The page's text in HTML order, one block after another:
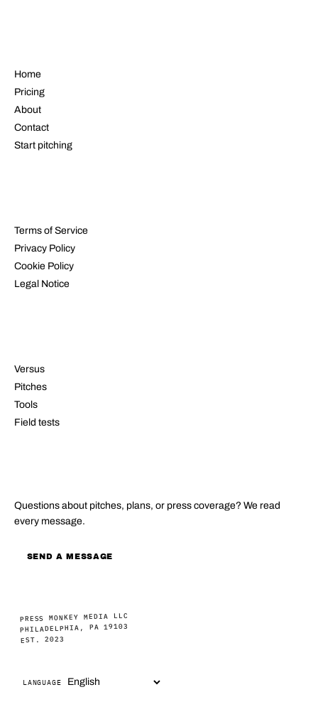
Home
Pricing
About
Contact
Start pitching
Terms of Service
Privacy Policy
Cookie Policy
Legal Notice
Versus
Pitches
Tools
Field tests
Questions about pitches, plans, or press coverage? We read
every message.
SEND A MESSAGE
PRESS MONKEY MEDIA LLC
PHILADELPHIA, PA 19103
EST. 2023
LANGUAGE